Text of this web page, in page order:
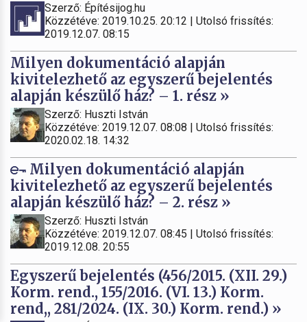
Szerző: Építésijog.hu
Közzétéve: 2019.10.25. 20:12 | Utolsó frissítés:
2019.12.07. 08:15
Milyen dokumentáció alapján
kivitelezhető az egyszerű bejelentés
alapján készülő ház? – 1. rész »
Szerző: Huszti István
Közzétéve: 2019.12.07. 08:08 | Utolsó frissítés:
2020.02.18. 14:32
Milyen dokumentáció alapján
kivitelezhető az egyszerű bejelentés
alapján készülő ház? – 2. rész »
Szerző: Huszti István
Közzétéve: 2019.12.07. 08:45 | Utolsó frissítés:
2019.12.08. 20:55
Egyszerű bejelentés (456/2015. (XII. 29.)
Korm. rend., 155/2016. (VI. 13.) Korm.
rend,, 281/2024. (IX. 30.) Korm. rend.) »